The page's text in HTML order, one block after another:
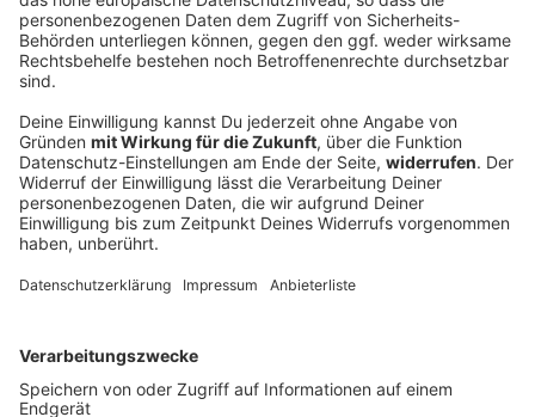
Hauptspeise: Überbackener Pfannkuchen mit
grünem Spargel
Pfannkuchen sind immer süß? Falsch gedacht, unser
Pfannkuchen ist deftig lecker mit grünem Spargel und